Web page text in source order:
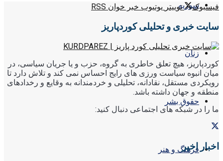
سوریه
زنان
حقوق بشر
فرهنگ و هنر
فیسبوک
توییتر یوتیوب خبر خوان RSS
سایت خبری و تحلیلی کوردپاریز
کوردپاریز، هیچ تعلق خاطری به گروه، حزب و یا جریان سیاسی، در
میان انبوه سیاست ورزی های رایج احساس نمی کند و تلاش دارد تا
رویکردی مستقل، نقادانه، تحلیلی و خردمندانه به وقایع و رخدادهای
منطقه و جهان داشته باشد.
ما را در شبکه های اجتماعی دنبال کنید:
اخبار اخیر